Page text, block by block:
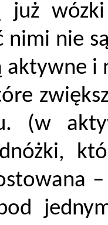
już
nimi nie
aktywne i
(w